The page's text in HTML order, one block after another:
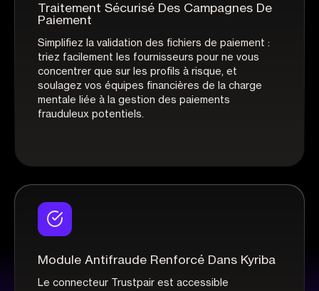
Traitement Sécurisé Des Campagnes De
Paiement
Simplifiez la validation des fichiers de paiement :
triez facilement les fournisseurs pour ne vous
concentrer que sur les profils à risque, et
soulagez vos équipes financières de la charge
mentale liée à la gestion des paiements
frauduleux potentiels.
Module Antifraude Renforcé Dans Kyriba
Le connecteur Trustpair est accessible